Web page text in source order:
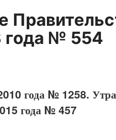
года № 554
года № 1258.
года № 457